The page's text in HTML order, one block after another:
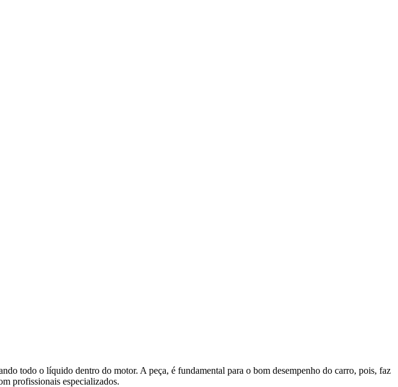
todo o líquido dentro do motor. A peça, é fundamental para o bom desempenho do carro, pois, faz
profissionais especializados.